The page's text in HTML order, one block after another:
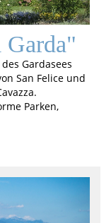
Gardasees
San Felice und
Parken,